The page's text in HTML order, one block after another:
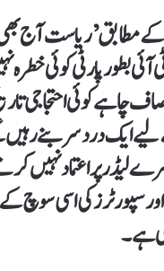
کے مطابق ’ریاست آج
بطور پارٹی کوئی خطرہ
چاہے کوئی احتجاجی
ایک درد سر بنے رہیں
لیڈر پر اعتماد نہیں
سپورٹرز کی اسی سوچ
ہے۔